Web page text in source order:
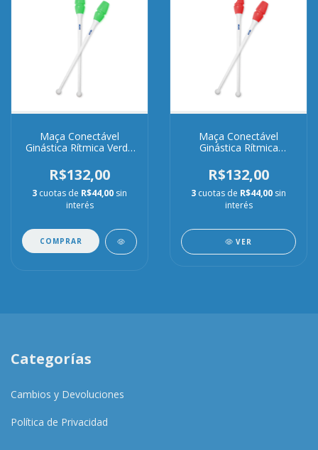
Maça Conectável
Ginástica Rítmica Verde
R$132,00
3 cuotas de R$44,00 sin
interés
COMPRAR
Maça Conectável
Ginástica Rítmica
R$132,00
3 cuotas de R$44,00 sin
interés
VER
Categorías
Cambios y Devoluciones
Política de Privacidad